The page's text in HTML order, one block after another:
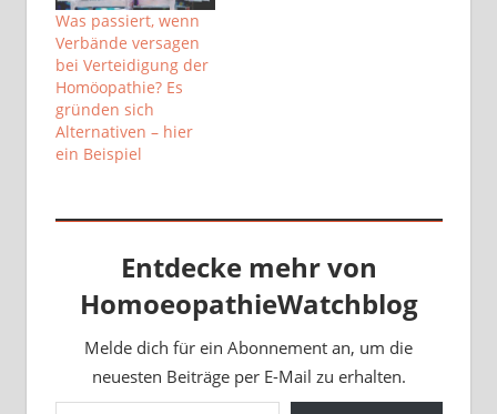
Was passiert, wenn
Verbände versagen
bei Verteidigung der
Homöopathie? Es
gründen sich
Alternativen – hier
ein Beispiel
Entdecke mehr von
HomoeopathieWatchblog
Melde dich für ein Abonnement an, um die
neuesten Beiträge per E-Mail zu erhalten.
Gib deine E-Mail-Adresse ein ...